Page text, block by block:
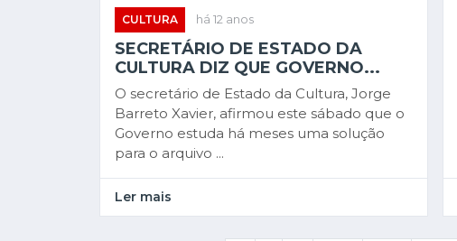
CULTURA há 12 anos
SECRETÁRIO DE ESTADO DA
CULTURA DIZ QUE GOVERNO...
O secretário de Estado da Cultura, Jorge
Barreto Xavier, afirmou este sábado que o
Governo estuda há meses uma solução
para o arquivo ...
Ler mais